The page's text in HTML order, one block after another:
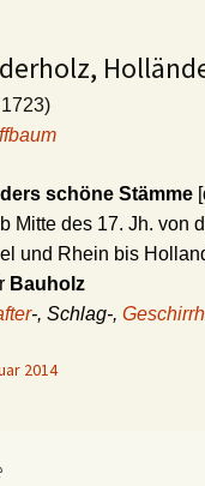
schöne Stämme
Mitte des 17. Jh. von
und Rhein bis
Bauholz
-, Schlag-,
2014